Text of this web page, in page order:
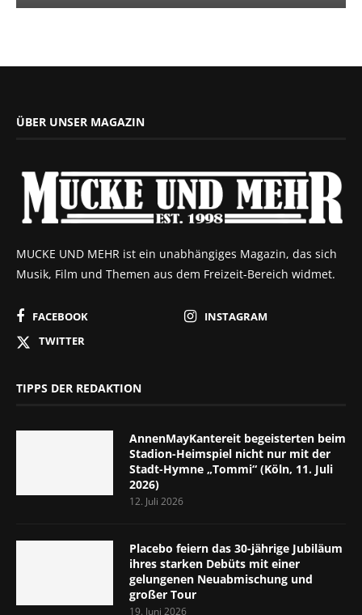
ÜBER UNSER MAGAZIN
MUCKE UND MEHR ist ein unabhängiges Magazin, das sich
Musik, Film und Themen aus dem Freizeit-Bereich widmet.
FACEBOOK
INSTAGRAM
TWITTER
TIPPS DER REDAKTION
AnnenMayKantereit begeisterten beim
Stadion-Heimspiel nicht nur mit der
Stadt-Hymne „Tommi“ (Köln, 11. Juli
2026)
12. Juli 2026
Placebo feiern das 30-jährige Jubiläum
ihres starken Debüts mit einer
gelungenen Neuabmischung und
großer Tour
19. Juni 2026